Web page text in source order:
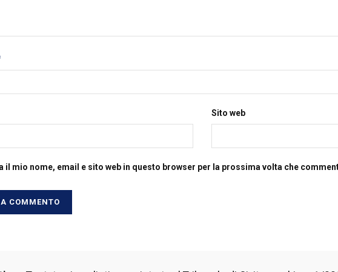
Sito web
il mio nome, email e sito web in questo browser per la prossima volta che